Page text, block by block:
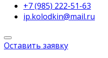
+7 (985) 222-51-63
ip.kolodkin@mail.ru
Оставить заявку